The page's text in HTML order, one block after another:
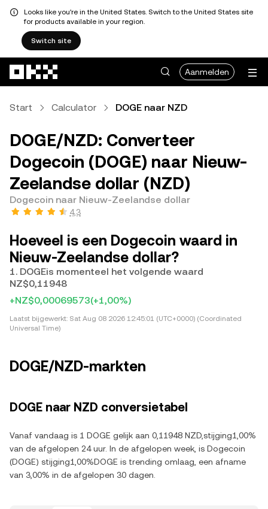
Looks like you're in the United States. Switch to the United States site
for products available in your region.
Switch site
Aanmelden
Start Calculator DOGE naar NZD
DOGE/NZD: Converteer
Dogecoin (DOGE) naar Nieuw-
Zeelandse dollar (NZD)
Dogecoin naar Nieuw-Zeelandse dollar
4,3
Hoeveel is een Dogecoin waard in
Nieuw-Zeelandse dollar?
1. DOGEis momenteel het volgende waard
NZ$0,11948
+NZ$0,00069573(+1,00%)
Laatst bijgewerkt: Sat Aug 08 2026 12:45:01 (UTC+0000) (Coordinated
Universal Time)
DOGE/NZD-markten
DOGE naar NZD conversietabel
Vanaf vandaag is 1 DOGE gelijk aan 0,11948 NZD,stijging1,00%
van de afgelopen 24 uur. In de afgelopen week, is Dogecoin
(DOGE) stijging1,00%DOGE is trending omlaag, een afname
van 3,00% in de afgelopen 30 dagen.